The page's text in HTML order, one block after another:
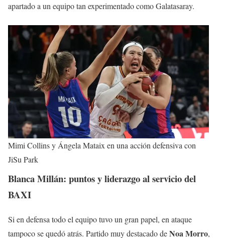
apartado a un equipo tan experimentado como Galatasaray.
Mimi Collins y Ángela Mataix en una acción defensiva con
JiSu Park
Blanca Millán: puntos y liderazgo al servicio del
BAXI
Si en defensa todo el equipo tuvo un gran papel, en ataque
tampoco se quedó atrás. Partido muy destacado deNoa Morro,